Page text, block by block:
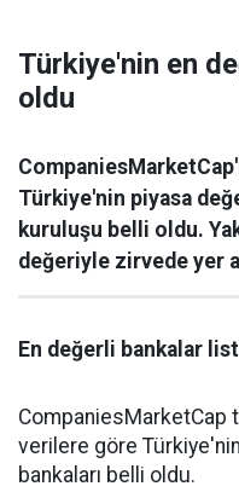
Türkiye'nin en
oldu
Türkiye'nin piyasa
kuruluşu belli oldu.
değeriyle zirvede yer
En değerli bankalar
CompaniesMarketCap
verilere göre
bankaları belli oldu.